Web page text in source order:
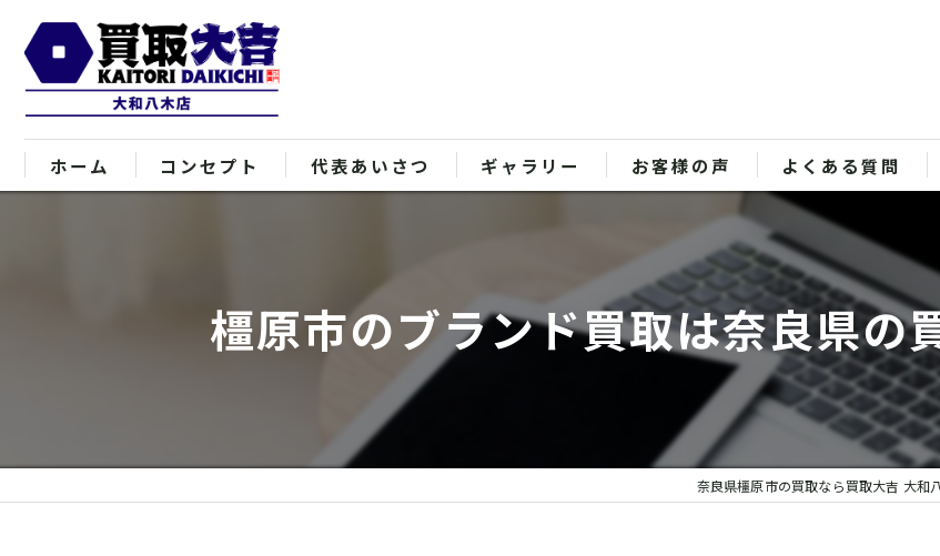
ホーム コンセプト 代表あいさつ ギャラリー お客様の声 よくある質問
橿原市のブランド買取は奈良県の
奈良県橿原市の買取なら買取大吉 大和